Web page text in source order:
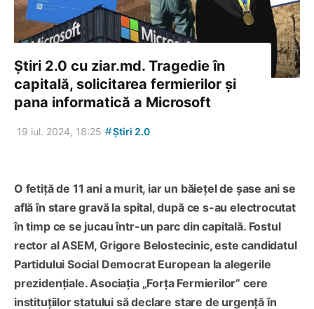
Știri 2.0 cu ziar.md. Tragedie în
capitală, solicitarea fermierilor și
pana informatică a Microsoft
19 iul. 2024, 18:25 #Știri 2.0
O fetiță de 11 ani a murit, iar un băiețel de șase ani se
află în stare gravă la spital, după ce s-au electrocutat
în timp ce se jucau într-un parc din capitală. Fostul
rector al ASEM, Grigore Belostecinic, este candidatul
Partidului Social Democrat European la alegerile
prezidențiale. Asociația „Forța Fermierilor” cere
instituțiilor statului să declare stare de urgență în